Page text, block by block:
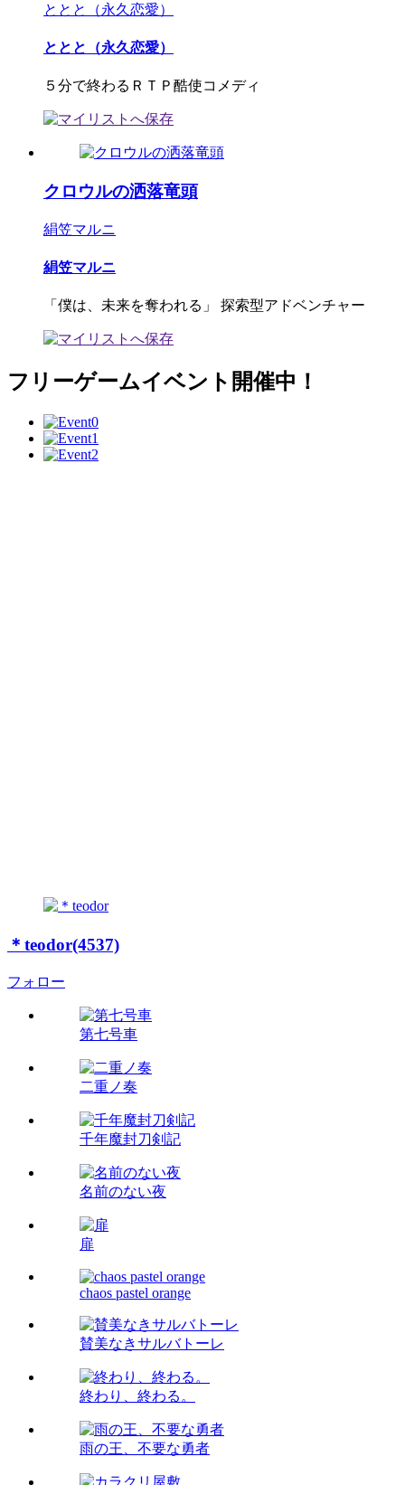
ととと（永久恋愛）
ととと（永久恋愛）
５分で終わるＲＴＰ酷使コメディ
クロウルの洒落竜頭
絹笠マルニ
絹笠マルニ
「僕は、未来を奪われる」 探索型アドベンチャー
フリーゲームイベント開催中！
＊teodor(4537)
フォロー
第七号車
二重ノ奏
千年魔封刀剣記
名前のない夜
扉
chaos pastel orange
賛美なきサルバトーレ
終わり、終わる。
雨の王、不要な勇者